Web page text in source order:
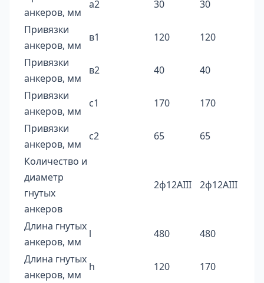
анкеров, мм
а2 30
30
Привязки
анкеров, мм
в1 120
120
Привязки
анкеров, мм
в2 40
40
Привязки
анкеров, мм
с1 170
170
Привязки
анкеров, мм
с2 65
65
Количество и
диаметр
гнутых
анкеров
2ф12AIII 2ф12AIII
Длина гнутых
анкеров, мм
l 480
480
Длина гнутых
анкеров, мм
h 120 170